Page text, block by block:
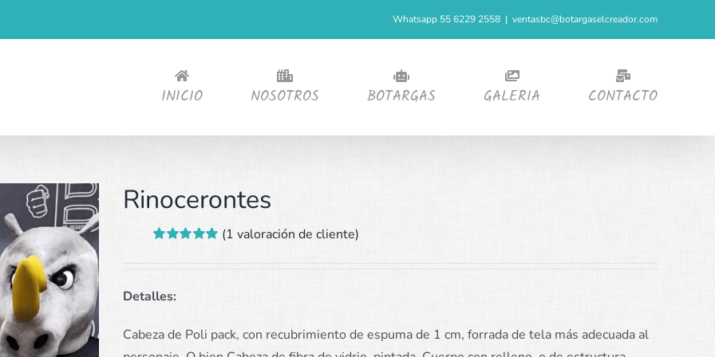
Whatsapp 55 6229 2558 | ventasbc@botargaselcreador.com
INICIO NOSOTROS BOTARGAS GALERIA CONTACTO
Rinocerontes
valoración de
un cliente
(1 valoración de cliente)
Detalles:
Cabeza de Poli pack, con recubrimiento de espuma de 1 cm, forrada de tela más adecuada al